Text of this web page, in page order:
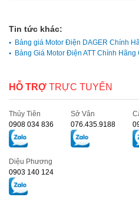
Tin tức khác:
Bảng giá Motor Điện DAGER Chính
Bảng Giá Motor Điện ATT Chính Hãng
HỖ TRỢ TRỰC TUYẾN
Thủy Tiên
0908 034 836
Sở Vân
076.435.9188
Diệu Phương
0903 140 124